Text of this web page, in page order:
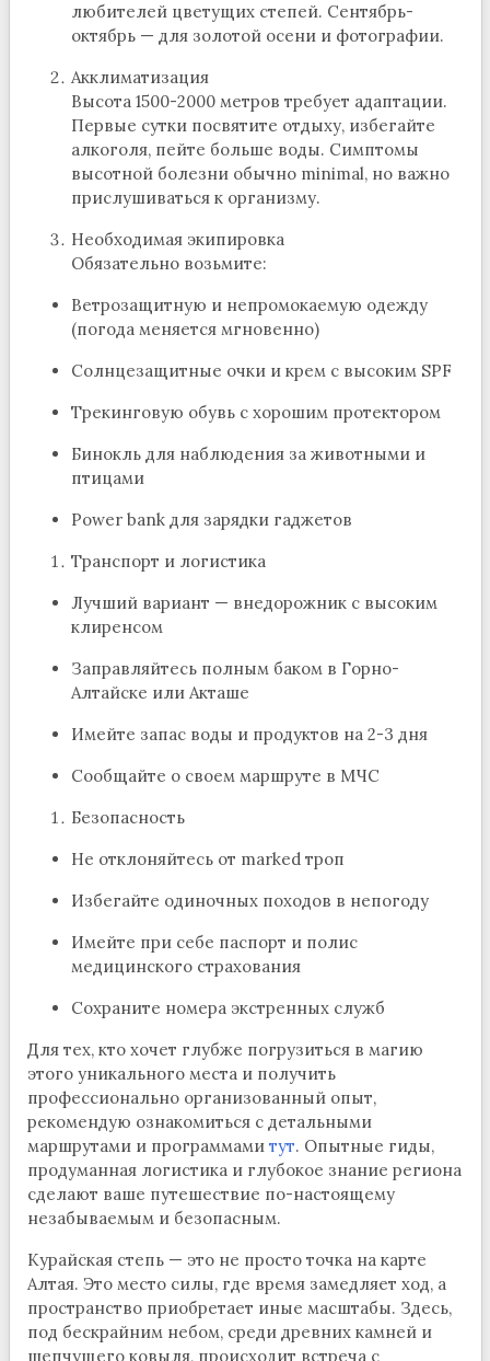
любителей цветущих степей. Сентябрь-
октябрь — для золотой осени и фотографии.
Акклиматизация
Высота 1500-2000 метров требует адаптации.
Первые сутки посвятите отдыху, избегайте
алкоголя, пейте больше воды. Симптомы
высотной болезни обычно minimal, но важно
прислушиваться к организму.
Необходимая экипировка
Обязательно возьмите:
Ветрозащитную и непромокаемую одежду
(погода меняется мгновенно)
Солнцезащитные очки и крем с высоким SPF
Трекинговую обувь с хорошим протектором
Бинокль для наблюдения за животными и
птицами
Power bank для зарядки гаджетов
Транспорт и логистика
Лучший вариант — внедорожник с высоким
клиренсом
Заправляйтесь полным баком в Горно-
Алтайске или Акташе
Имейте запас воды и продуктов на 2-3 дня
Сообщайте о своем маршруте в МЧС
Безопасность
Не отклоняйтесь от marked троп
Избегайте одиночных походов в непогоду
Имейте при себе паспорт и полис
медицинского страхования
Сохраните номера экстренных служб
Для тех, кто хочет глубже погрузиться в магию
этого уникального места и получить
профессионально организованный опыт,
рекомендую ознакомиться с детальными
маршрутами и программами тут. Опытные гиды,
продуманная логистика и глубокое знание региона
сделают ваше путешествие по-настоящему
незабываемым и безопасным.
Курайская степь — это не просто точка на карте
Алтая. Это место силы, где время замедляет ход, а
пространство приобретает иные масштабы. Здесь,
под бескрайним небом, среди древних камней и
шепчущего ковыля, происходит встреча с